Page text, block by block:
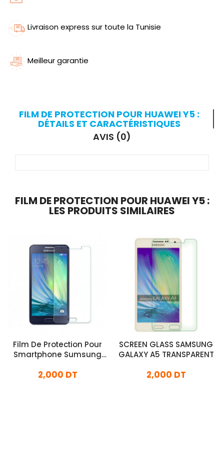
Livraison express sur toute la Tunisie
Meilleur garantie
FILM DE PROTECTION POUR HUAWEI Y5 :
DÉTAILS ET CARACTÉRISTIQUES
AVIS (0)
FILM DE PROTECTION POUR HUAWEI Y5 :
LES PRODUITS SIMILAIRES
Film De Protection Pour
Smartphone Sumsung
2,000 DT
SCREEN GLASS SAMSUNG
GALAXY A5 TRANSPARENT
2,000 DT